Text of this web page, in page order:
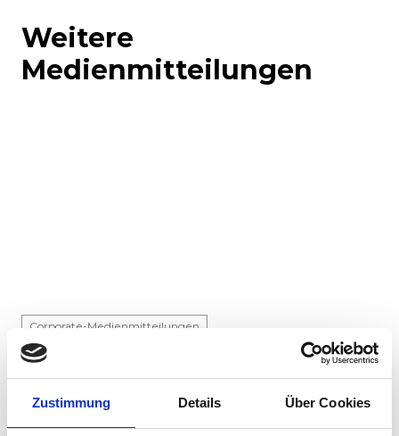
Zustimmung Details Über Cookies
Weitere
Medienmitteilungen
Corporate-Medienmitteilungen
Produkt-Medienmitteilungen
30.07.2026